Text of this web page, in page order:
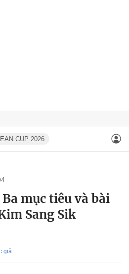
CUP 2026
mục tiêu và bài
Sang Sik
giả